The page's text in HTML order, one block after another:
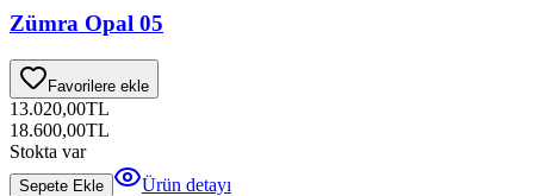
Zümra Opal 05
Favorilere ekle
13.020,00TL
18.600,00TL
Stokta var
Sepete Ekle Ürün detayı